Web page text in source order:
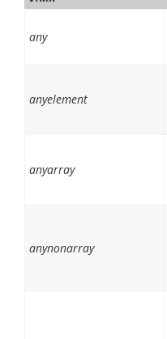
any
anyelement
anyarray
anynonarray